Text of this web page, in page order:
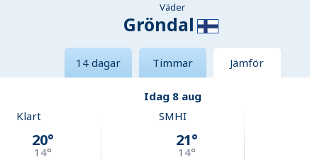
Väder
Gröndal
14 dagar Timmar Jämför
Idag 8 aug
Klart
20°
14°
SMHI
21°
14°